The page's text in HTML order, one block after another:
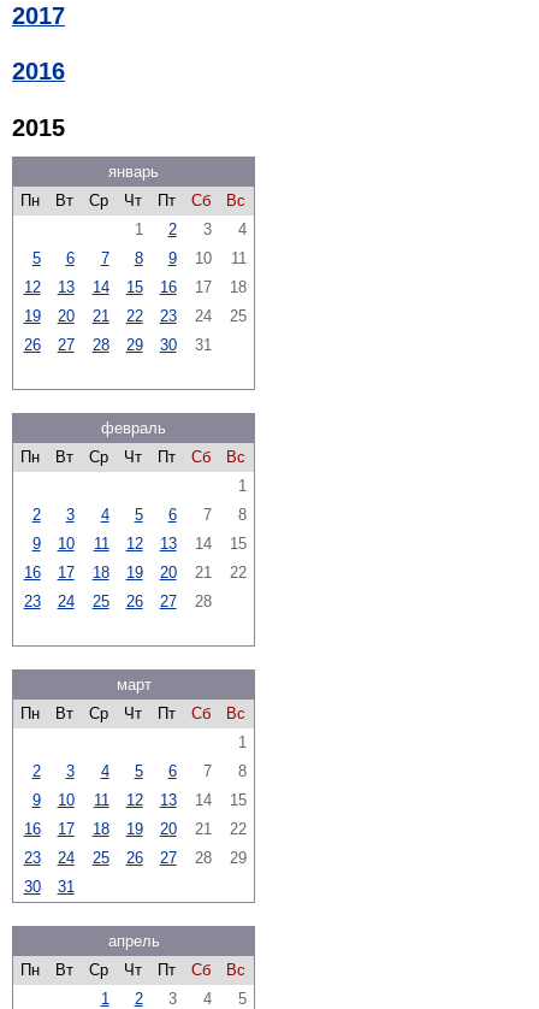
2017
2016
2015
январь
Пн
Вт Ср Чт Пт Сб
Вс
1
2 3
4
5
6 7 8 9 10
11
12
13 14 15 16 17
18
19
20 21 22 23 24
25
26
27 28 29 30 31
февраль
Пн
Вт Ср Чт Пт Сб
Вс
1
2
3 4 5 6 7
8
9
10 11 12 13 14
15
16
17 18 19 20 21
22
23
24 25 26 27 28
март
Пн
Вт Ср Чт Пт Сб
Вс
1
2
3 4 5 6 7
8
9
10 11 12 13 14
15
16
17 18 19 20 21
22
23
24 25 26 27 28
29
30
31
апрель
Пн
Вт Ср Чт Пт Сб
Вс
1
2 3 4
5